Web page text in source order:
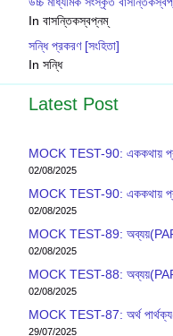
In বাসন্তিকস্বপ্নম্
সন্ধি প্রকরণ [সংহিতা]
In সন্ধি
Latest Post
MOCK TEST-90: এককথায়
02/08/2025
MOCK TEST-90: এককথায়
02/08/2025
MOCK TEST-89:
02/08/2025
MOCK TEST-88:
02/08/2025
MOCK TEST-87: অর্থ
29/07/2025